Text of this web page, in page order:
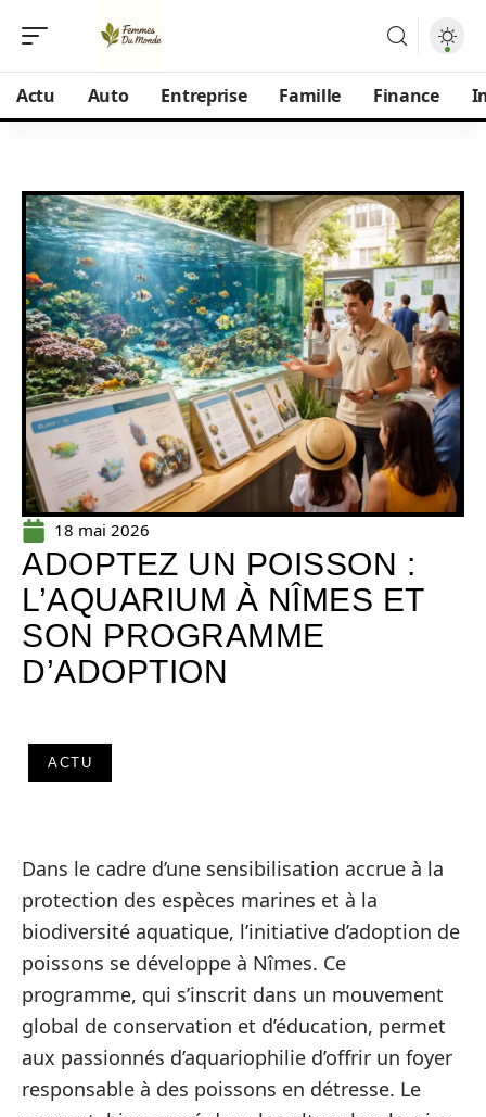
Actu Auto Entreprise Famille Finance
18 mai 2026
ADOPTEZ UN POISSON :
L’AQUARIUM À NÎMES ET
SON PROGRAMME
D’ADOPTION
ACTU
Dans le cadre d’une sensibilisation accrue à la
protection des espèces marines et à la
biodiversité aquatique, l’initiative d’adoption de
poissons se développe à Nîmes. Ce
programme, qui s’inscrit dans un mouvement
global de conservation et d’éducation, permet
aux passionnés d’aquariophilie d’offrir un foyer
responsable à des poissons en détresse. Le